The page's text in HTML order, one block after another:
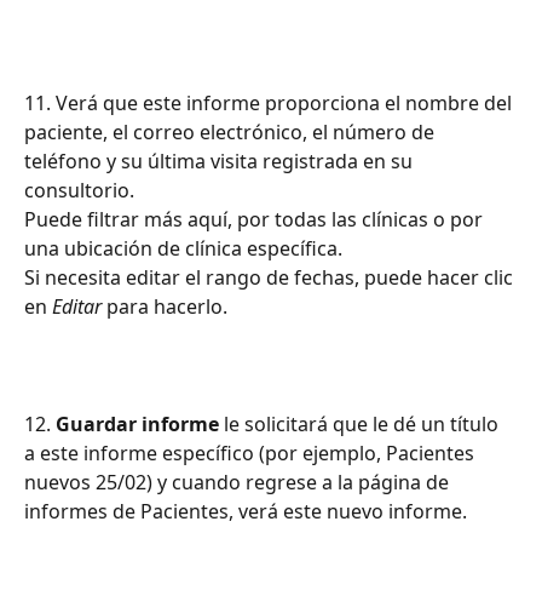
11. Verá que este informe proporciona el nombre del
paciente, el correo electrónico, el número de
teléfono y su última visita registrada en su
consultorio.
Puede filtrar más aquí, por todas las clínicas o por
una ubicación de clínica específica.
Si necesita editar el rango de fechas, puede hacer clic
en Editar para hacerlo.
12. Guardar informe le solicitará que le dé un título
a este informe específico (por ejemplo, Pacientes
nuevos 25/02) y cuando regrese a la página de
informes de Pacientes, verá este nuevo informe.